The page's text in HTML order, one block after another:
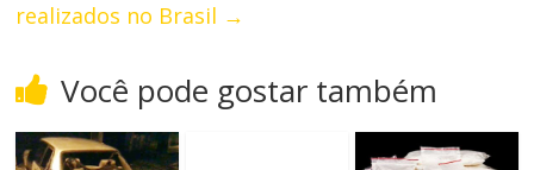
realizados no Brasil →
Você pode gostar também